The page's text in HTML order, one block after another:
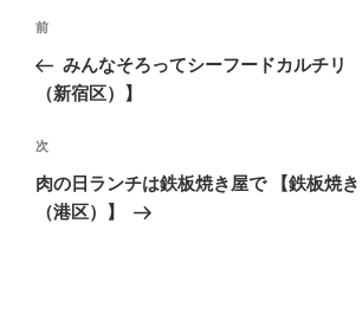
投
ナ
ゲ
ー
シ
前
の
投
前
みんなそろってシーフードカルチリ
（新宿区）】
次
の
投
次
肉の日ランチは鉄板焼き屋で 【鉄板焼
（港区）】